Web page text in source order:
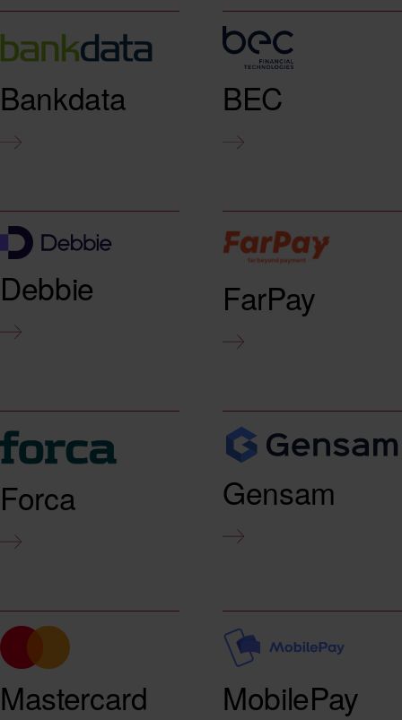
Bankdata BEC
Debbie FarPay
Forca Gensam
Mastercard MobilePay